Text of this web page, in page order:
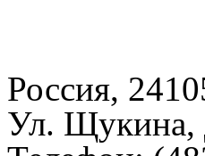
Россия,
Ул. Щукина,